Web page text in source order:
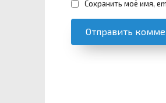
Сохранить моё имя,